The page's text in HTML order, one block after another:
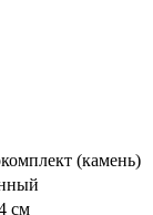
(камень)
см